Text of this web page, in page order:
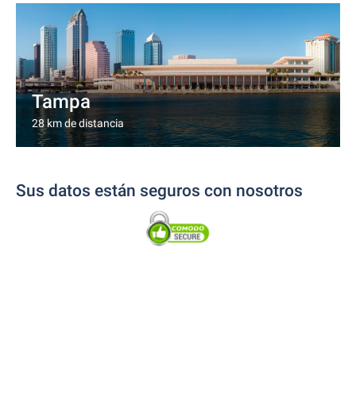
Tampa
28 km de distancia
Sus datos están seguros con nosotros